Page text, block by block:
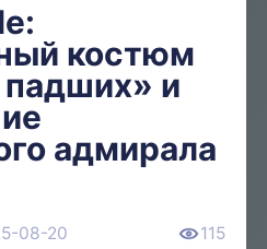
костюм
и
адмирала
08-20
115